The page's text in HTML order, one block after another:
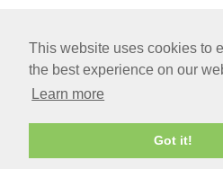
This website uses cookies to
the best experience on our
Learn more
Got it!